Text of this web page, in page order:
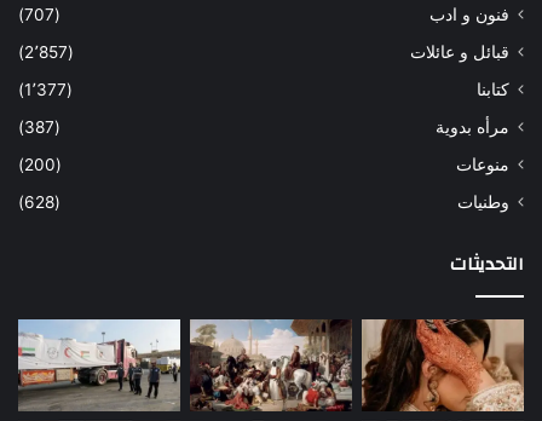
فنون و ادب
(707)
قبائل و عائلات
(2٬857)
كتابنا
(1٬377)
مرأه بدوية
(387)
منوعات
(200)
وطنيات
(628)
التحديثات